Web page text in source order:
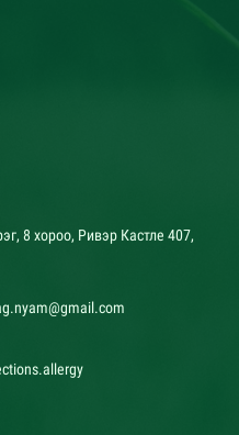
8 хороо, Ривэр Кастле 407,